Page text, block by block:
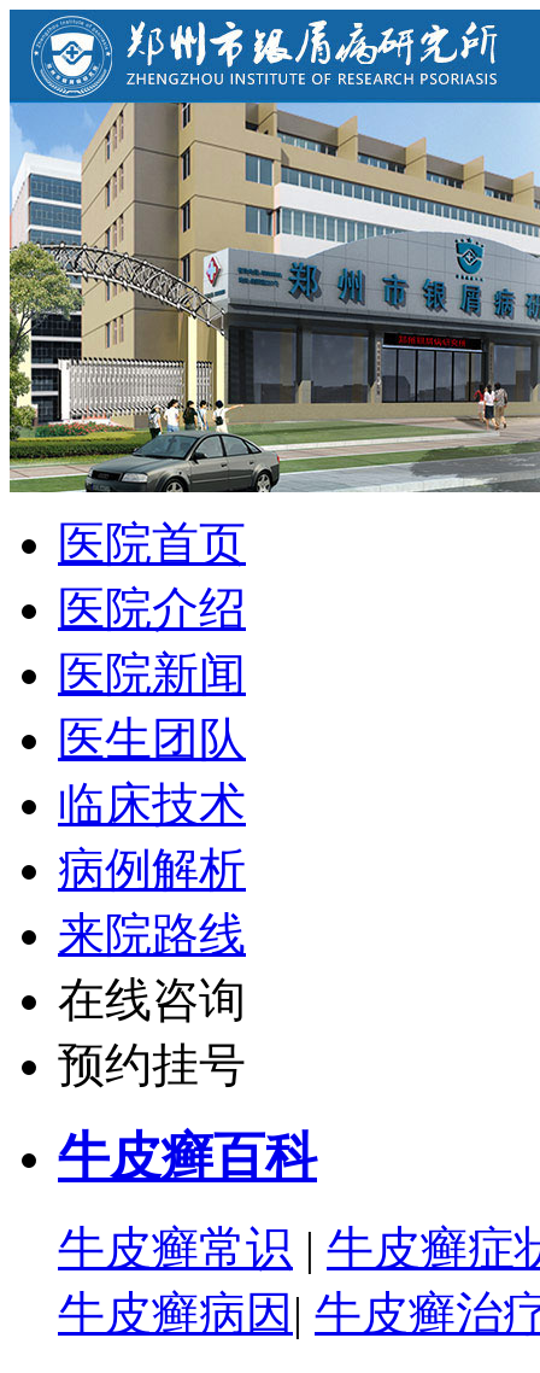
医院首页
医院介绍
医院新闻
医生团队
临床技术
病例解析
来院路线
在线咨询
预约挂号
牛皮癣百科
牛皮癣常识 | 牛皮癣症
牛皮癣病因 | 牛皮癣治